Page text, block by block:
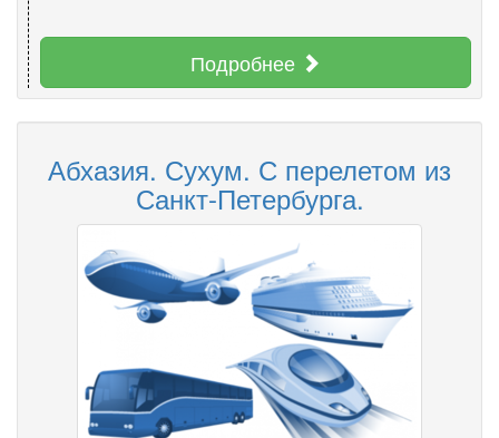
Подробнее
Абхазия. Сухум. С перелетом из
Санкт-Петербурга.